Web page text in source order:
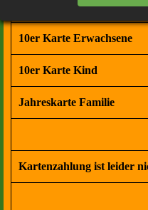
ab 10 Personen erhalten
10er Karte Erwachsene
10er Karte Kind
Jahreskarte Familie
Kartenzahlung ist leider